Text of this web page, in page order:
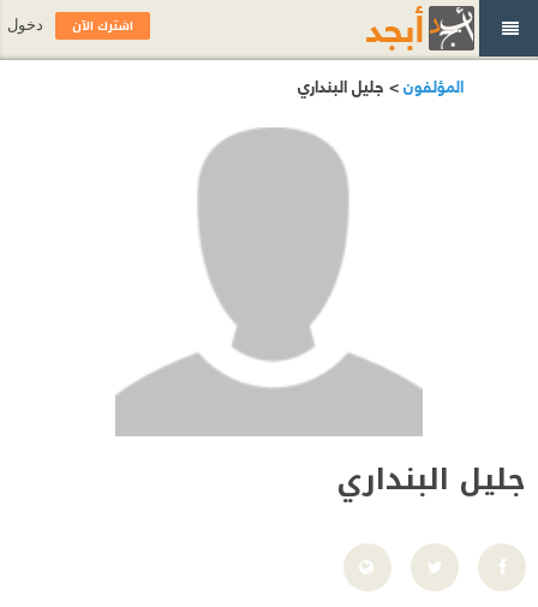
المؤلفون> جليل البنداري
جليل البنداري
اشترك الآن دخول